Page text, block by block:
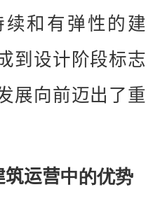
和有弹性的建
到设计阶段标志
展向前迈出了重
筑运营中的优势